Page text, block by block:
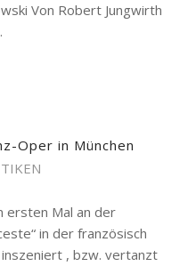
Von Robert Jungwirth
Oper in München
ersten Mal an der
in der französisch
, bzw. vertanzt